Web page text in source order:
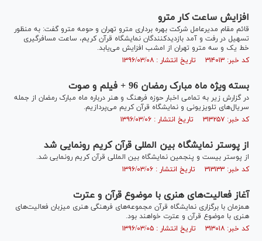
افزایش ساعت کار مترو
قائم مقام مدیرعامل شرکت بهره برداری مترو تهران و حومه مترو گفت: به منظور
تسهیل در رفت و آمد بازدیدکنندگان نمایشگاه قرآن کریم، ساعت مسافرگیری
خط یک و سه مترو تهران از امشب افزایش می‌یابد.
کد خبر: ۳۱۴۰۱۳ تاریخ انتشار : ۱۳۹۶/۰۳/۰۸
بسته ویژه ماه مبارک رمضان 96 + فیلم و صوت
در گزارش زیر به تمامی اخبار حوزه فرهنگ و هنر درباره ماه مبارک رمضان از جمله
سریال‌های تلویزیونی و نمایشگاه قرآن کریم می‌پردازیم.
کد خبر: ۳۱۳۲۵۷ تاریخ انتشار : ۱۳۹۶/۰۳/۰۶
از پوستر نمایشگاه بین المللی قرآن کریم رونمایی شد
از پوستر بیست و پنجمین نمایشگاه بین المللی قرآن کریم رونمایی شد.
کد خبر: ۳۱۳۱۳۳ تاریخ انتشار : ۱۳۹۶/۰۳/۰۶
آغاز فعالیت‌های هنری با موضوع قرآن و عترت
همزمان با برگزاری نمایشگاه قرآن مجموعه‌های فرهنگی هنری میزبان فعالیت‌های
هنری با موضوع قرآن و عترت خواهند بود.
کد خبر: ۳۱۳۰۱۸ تاریخ انتشار : ۱۳۹۶/۰۳/۰۵